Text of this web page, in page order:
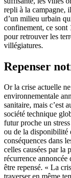
repli à la campagne,
d’un milieu urbain
confinement, ce sont
pour retrouver les
villégiatures.
Repenser
Or la crise actuelle
environnementale
sanitaire, mais c’est
société technique
futur proche un
ou de la disponibilité
conséquences dans
celles causées par la
récurrence
être repensé. « La